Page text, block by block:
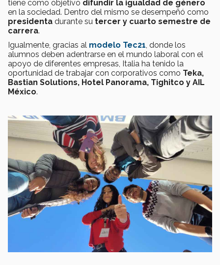
tiene como objetivo difundir la igualdad de género
en la sociedad. Dentro del mismo se desempeñó como
presidenta durante su tercer y cuarto semestre de
carrera.
Igualmente, gracias al modelo Tec21, donde los
alumnos deben adentrarse en el mundo laboral con el
apoyo de diferentes empresas, Italia ha tenido la
oportunidad de trabajar con corporativos como Teka,
Bastian Solutions, Hotel Panorama, Tighitco y AIL
México.